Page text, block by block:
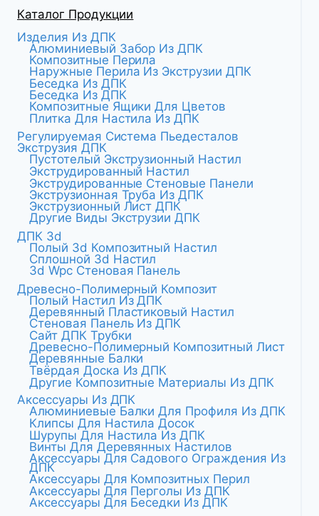
Каталог Продукции
Изделия Из ДПК
Алюминиевый Забор Из ДПК
Композитные Перила
Наружные Перила Из Экструзии ДПК
Беседка Из ДПК
Беседка Из ДПК
Композитные Ящики Для Цветов
Плитка Для Настила Из ДПК
Регулируемая Система Пьедесталов
Экструзия ДПК
Пустотелый Экструзионный Настил
Экструдированный Настил
Экструдированные Стеновые Панели
Экструзионная Труба Из ДПК
Экструзионный Лист ДПК
Другие Виды Экструзии ДПК
ДПК 3d
Полый 3d Композитный Настил
Сплошной 3d Настил
3d Wpc Стеновая Панель
Древесно-Полимерный Композит
Полый Настил Из ДПК
Деревянный Пластиковый Настил
Стеновая Панель Из ДПК
Сайт ДПК Трубки
Древесно-Полимерный Композитный Лист
Деревянные Балки
Твёрдая Доска Из ДПК
Другие Композитные Материалы Из ДПК
Аксессуары Из ДПК
Алюминиевые Балки Для Профиля Из ДПК
Клипсы Для Настила Досок
Шурупы Для Настила Из ДПК
Винты Для Деревянных Настилов
Аксессуары Для Садового Ограждения Из
ДПК
Аксессуары Для Композитных Перил
Аксессуары Для Перголы Из ДПК
Аксессуары Для Беседки Из ДПК